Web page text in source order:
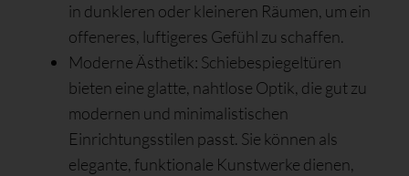
in dunkleren oder kleineren Räumen, um ein
offeneres, luftigeres Gefühl zu schaffen.
Moderne Ästhetik: Schiebespiegeltüren
bieten eine glatte, nahtlose Optik, die gut zu
modernen und minimalistischen
Einrichtungsstilen passt. Sie können als
elegante, funktionale Kunstwerke dienen,